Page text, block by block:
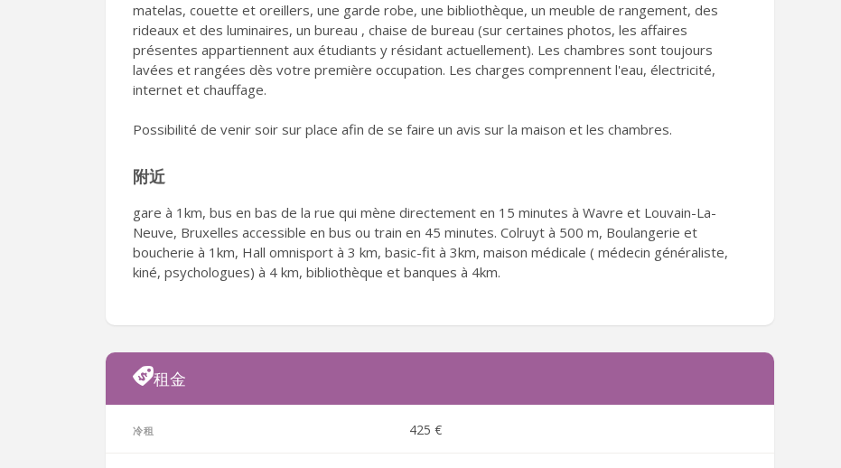
matelas, couette et oreillers, une garde robe, une bibliothèque, un meuble de rangement, des
rideaux et des luminaires, un bureau , chaise de bureau (sur certaines photos, les affaires
présentes appartiennent aux étudiants y résidant actuellement). Les chambres sont toujours
lavées et rangées dès votre première occupation. Les charges comprennent l'eau, électricité,
internet et chauffage.
Possibilité de venir soir sur place afin de se faire un avis sur la maison et les chambres.
附近
gare à 1km, bus en bas de la rue qui mène directement en 15 minutes à Wavre et Louvain-La-
Neuve, Bruxelles accessible en bus ou train en 45 minutes. Colruyt à 500 m, Boulangerie et
boucherie à 1km, Hall omnisport à 3 km, basic-fit à 3km, maison médicale ( médecin généraliste,
kiné, psychologues) à 4 km, bibliothèque et banques à 4km.
租金
冷租 425 €